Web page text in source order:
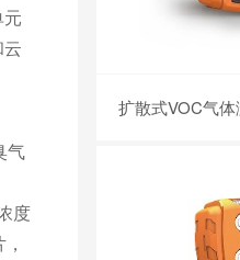
气
度
扩散式VOC气